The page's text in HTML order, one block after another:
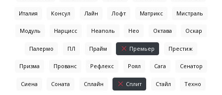
Италия Консул Лайн Лофт Матрикс Мистраль
Модуль Нарцисс Неаполь Нео Октава Оскар
Палермо ПЛ Прайм Премьер Престиж
Призма Прованс Рефлекс Роял Сага Сенатор
Сиена Соната Сплайн Сплит Стайл Техно